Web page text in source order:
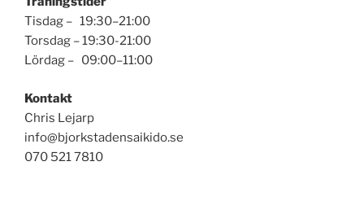
Tisdag – 19:30–21:00
Torsdag – 19:30-21:00
Lördag – 09:00–11:00
Kontakt
Chris Lejarp
info@bjorkstadensaikido.se
070 521 7810